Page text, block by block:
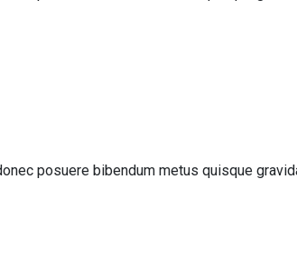
posuere bibendum metus quisque